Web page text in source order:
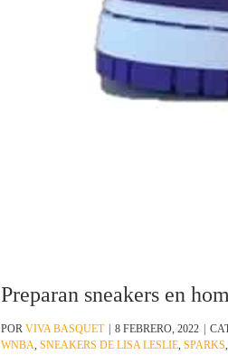
Preparan sneakers en
POR VIVA BASQUET 8 FEBRERO, 2022
WNBA, SNEAKERS DE LISA LESLIE, SPARKS,